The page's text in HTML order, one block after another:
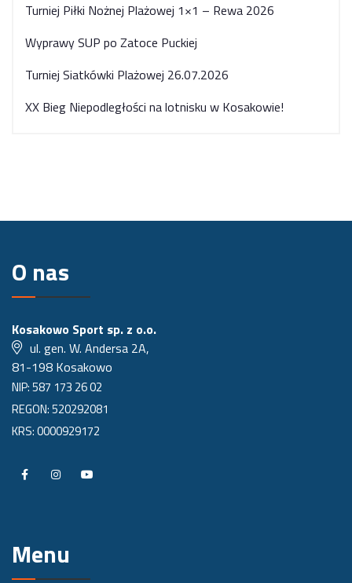
Turniej Piłki Nożnej Plażowej 1×1 – Rewa 2026
Wyprawy SUP po Zatoce Puckiej
Turniej Siatkówki Plażowej 26.07.2026
XX Bieg Niepodległości na lotnisku w Kosakowie!
O nas
Kosakowo Sport sp. z o.o.
ul. gen. W. Andersa 2A,
81-198 Kosakowo
NIP: 587 173 26 02
REGON: 520292081
KRS: 0000929172
P
f
P
f
Menu